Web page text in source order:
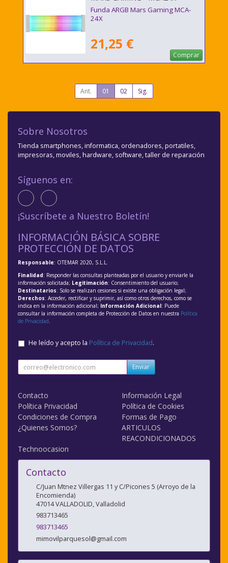
Funda ARGB Mars Gaming MCA-
24X
21,25 €
Comprar
Ant. 01 02 Sig.
Sobre Nosotros
Tienda smartphones, informatica, ordenadores, portatiles,
impresoras, moviles, hardware, software, taller de reparación
Síguenos en:
¡Suscríbete a Nuestro Boletín!
INFORMACIÓN BÁSICA SOBRE
PROTECCIÓN DE DATOS
Responsable: OTEMAR 2020, S.L.L.
Finalidad: Responder las consultas planteadas por el usuario y enviarle la
información solicitada; Legitimación: Consentimiento del usuario;
Destinatarios: Solo se realizan cesiones si existe una obligación legal;
Derechos: Acceder, rectificar y suprimir, así como otros derechos, como se
indica en la información adicional; Información Adicional: Puede
consultar la información completa de Protección de Datos en nuestra Política
de Privacidad.
He leído y acepto la Política de Privacidad.
Enviar
Contacto
Información Legal
Política Privacidad
Política de Cookies
Condiciones de Compra
Formas de Pago
¿Quienes Somos?
ARTICULOS
REACONDICIONADOS
Technoocasion
Contacto
C/Juan Mtnez Villergas 11 y C/Picones 5 (Arroyo de la
Encomienda)
47014VALLADOLID,Valladolid
983713465
983713465
mimovilparquesol@gmail.com